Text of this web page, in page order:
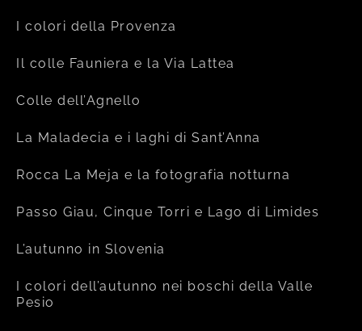
I colori della Provenza
Il colle Fauniera e la Via Lattea
Colle dell’Agnello
La Maladecia e i laghi di Sant’Anna
Rocca La Meja e la fotografia notturna
Passo Giau, Cinque Torri e Lago di Limides
L’autunno in Slovenia
I colori dell’autunno nei boschi della Valle
Pesio